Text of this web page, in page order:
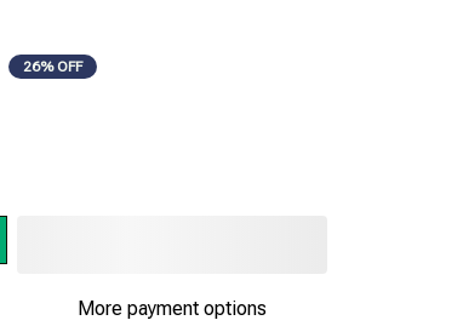
26% OFF
More payment options